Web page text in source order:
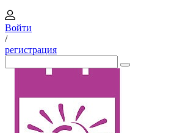
Войти
/
регистрация